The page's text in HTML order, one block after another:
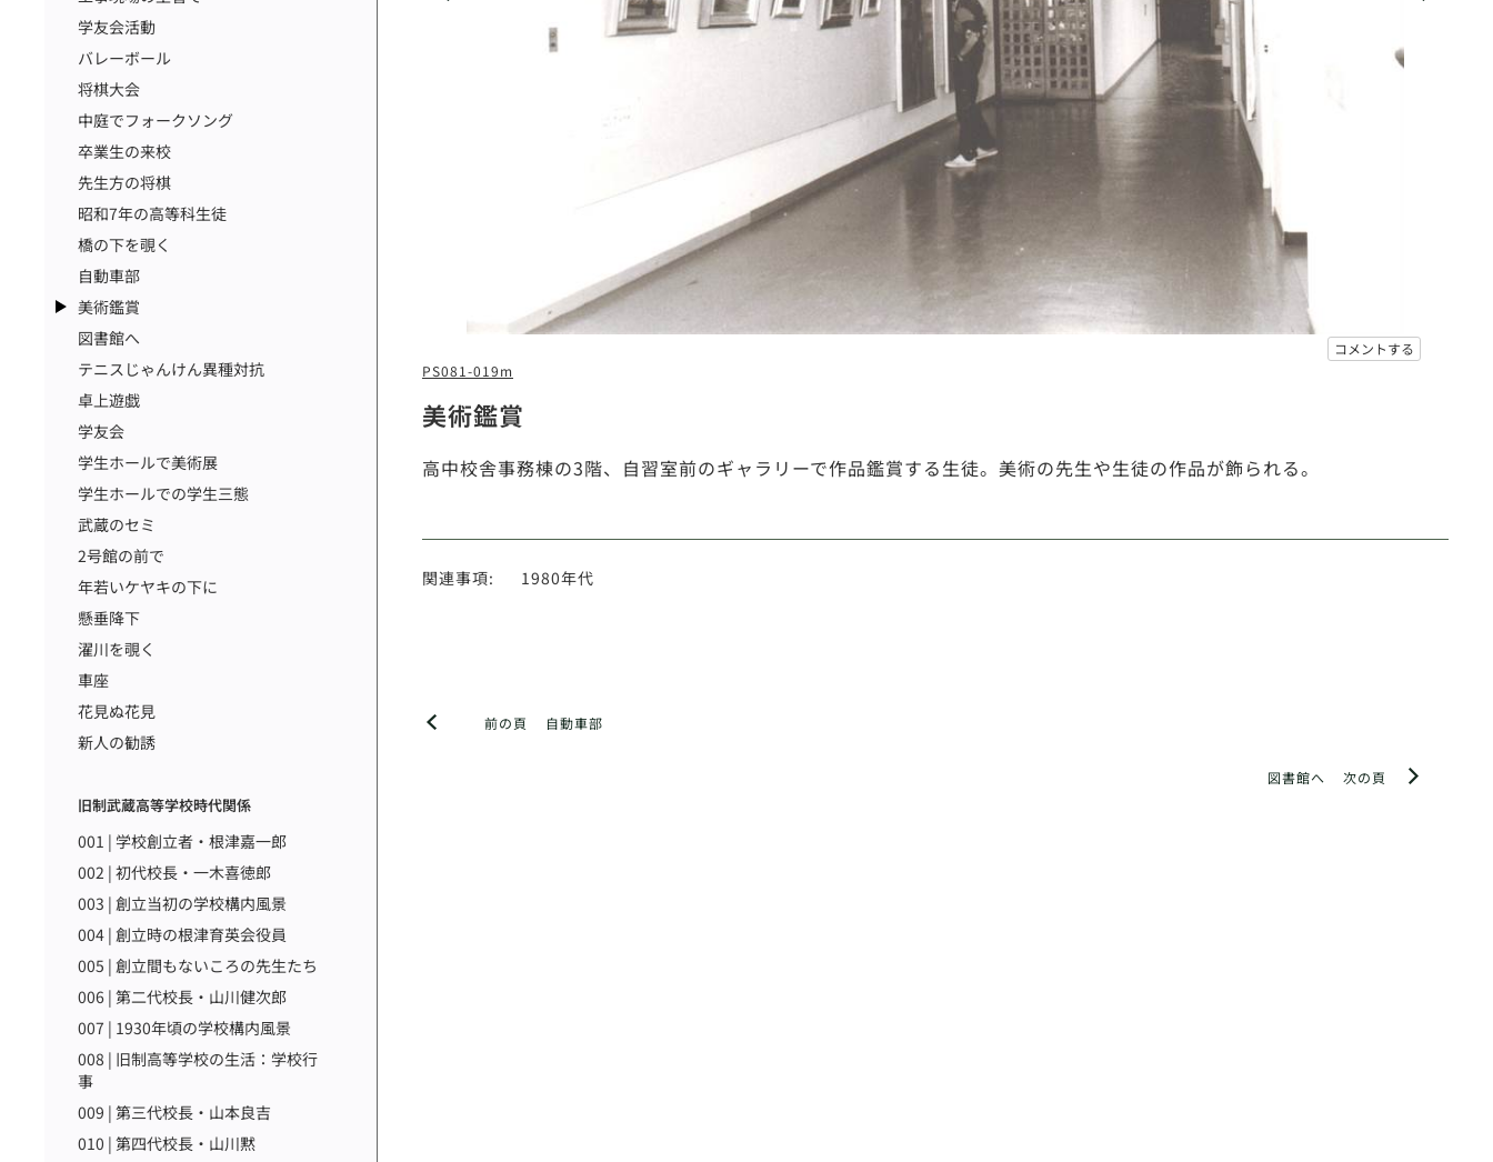
学友会活動
バレーボール
将棋大会
中庭でフォークソング
卒業生の来校
先生方の将棋
昭和7年の高等科生徒
橋の下を覗く
自動車部
美術鑑賞
図書館へ
テニスじゃんけん異種対抗
卓上遊戯
学友会
学生ホールで美術展
学生ホールでの学生三態
武蔵のセミ
2号館の前で
年若いケヤキの下に
懸垂降下
濯川を覗く
車座
花見ぬ花見
新人の勧誘
旧制武蔵高等学校時代関係
001 | 学校創立者・根津嘉一郎
002 | 初代校長・一木喜徳郎
003 | 創立当初の学校構内風景
004 | 創立時の根津育英会役員
005 | 創立間もないころの先生たち
006 | 第二代校長・山川健次郎
007 | 1930年頃の学校構内風景
008 | 旧制高等学校の生活：学校行
事
009 | 第三代校長・山本良吉
010 | 第四代校長・山川黙
コメントする
PS081-019m
美術鑑賞
高中校舎事務棟の3階、自習室前のギャラリーで作品鑑賞する生徒。美術の先生や生徒の作品が飾られる。
関連事項: 1980年代
前の頁 自動車部
次の頁
図書館へ